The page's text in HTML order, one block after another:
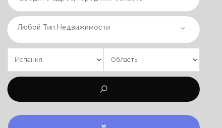
Любой Тип Недвижимости